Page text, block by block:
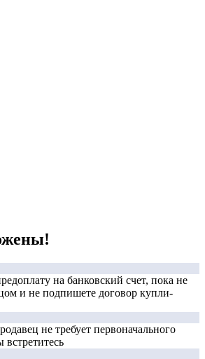
на банковский счет, пока не
и не подпишете договор купли-
не требует первоначального
встретитесь